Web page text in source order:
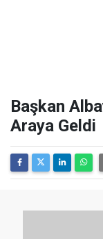
Başkan
Araya Geldi